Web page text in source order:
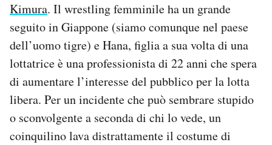
Kimura. Il wrestling femminile ha un grande
seguito in Giappone (siamo comunque nel paese
dell’uomo tigre) e Hana, figlia a sua volta di una
lottatrice è una professionista di 22 anni che spera
di aumentare l’interesse del pubblico per la lotta
libera. Per un incidente che può sembrare stupido
o sconvolgente a seconda di chi lo vede, un
coinquilino lava distrattamente il costume di